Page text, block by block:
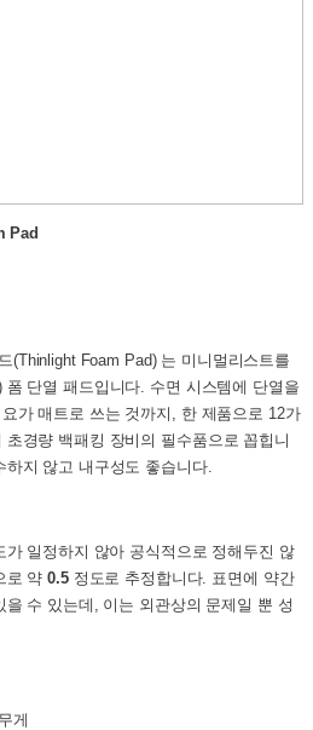
Pad
(Thinlight Foam Pad) 는 미니멀리스트를
폼 단열 패드입니다. 수면 시스템에 단열을
가 매트로 쓰는 것까지, 한 제품으로 12가
경량 백패킹 장비의 필수품으로 꼽힙니
지 않고 내구성도 좋습니다.
가 일정하지 않아 공식적으로 정해두진 않
로 약0.5정도로 추정합니다. 표면에 약간
을 수 있는데, 이는 외관상의 문제일 뿐 성
게